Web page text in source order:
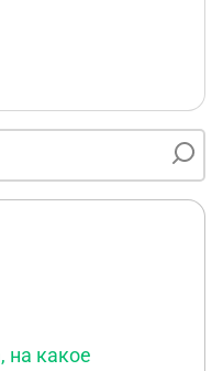
на какое